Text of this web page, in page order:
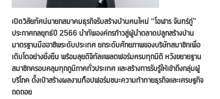
เปิดวิสัยทัศน์นายกสมาคมธุรกิจรับสร้างบ้านคนใหม่ “โอฬาร จันทร์ภู่”
ประกาศกลยุทธ์ปี 2566 นำทัพองค์กรก้าวสู่ผู้นำตลาดปลูกสร้างบ้าน
มาตรฐานมืออาชีพระดับประเทศ ยกระดับศักยภาพของบริษัทสมาชิกเพื่อ
เติบโตอย่างยั่งยืน พร้อมลุยดิจิทัลแพลตฟอร์มครบทุกมิติ หวังขยายฐาน
สมาชิกครอบคลุมทุกภูมิภาคทั่วประเทศ และสร้างการรับรู้ให้เข้าถึงกลุ่มผู้
บริโภค ตั้งเป้าสร้างผลงานท็อปฟอร์มชนะความท้าทายธุรกิจและเศรษฐกิจ
ถดถอย